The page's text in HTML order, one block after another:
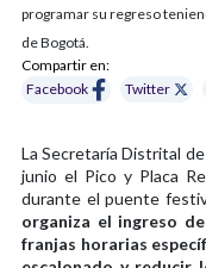
programar su regreso
de Bogotá.
Compartir en:
Facebook
Twitter
La Secretaría Distrital
junio el Pico y Placa
durante el puente
organiza el ingreso
franjas horarias